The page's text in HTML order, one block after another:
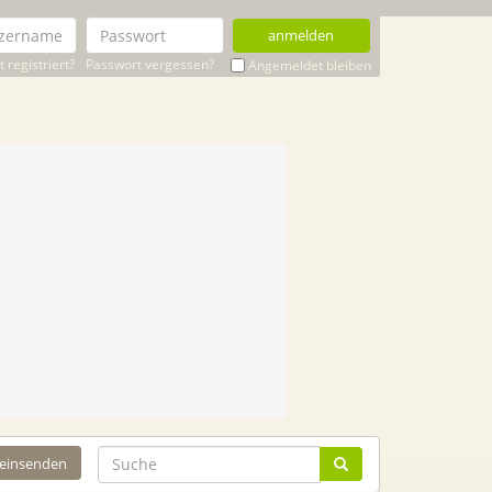
anmelden
registriert? Passwort vergessen? Angemeldet bleiben